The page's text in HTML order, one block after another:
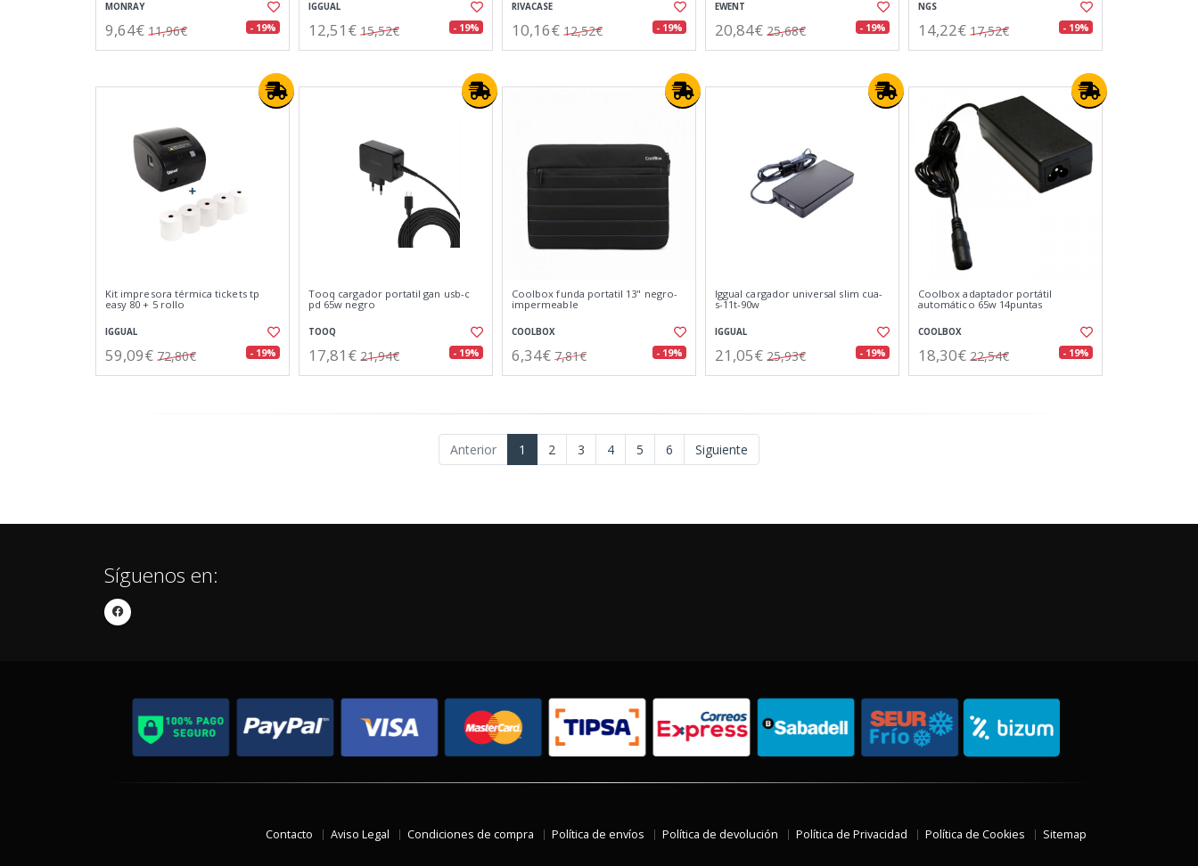
MONRAY
9,64€ 11,96€ - 19%
IGGUAL
12,51€ 15,52€ - 19%
RIVACASE
10,16€ 12,52€ - 19%
EWENT
20,84€ 25,68€ - 19%
NGS
14,22€ 17,52€ - 19%
Kit impresora térmica tickets tp
easy 80 + 5 rollo
IGGUAL
59,09€ 72,80€ - 19%
Tooq cargador portatil gan usb-c
pd 65w negro
TOOQ
17,81€ 21,94€ - 19%
Coolbox funda portatil 13" negro-
impermeable
COOLBOX
6,34€ 7,81€ - 19%
Iggual cargador universal slim cua-
s-11t-90w
IGGUAL
21,05€ 25,93€ - 19%
Coolbox adaptador portátil
automático 65w 14puntas
COOLBOX
18,30€ 22,54€ - 19%
Anterior 1 2 3 4 5 6 Siguiente
Síguenos en:
Contacto Aviso Legal Condiciones de compra Política de envíos Política de devolución Política de Privacidad Política de Cookies Sitemap